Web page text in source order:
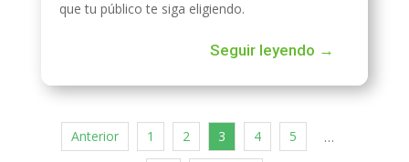
que tu público te siga eligiendo.
Seguir leyendo →
Anterior 1 2 3 4 5 …